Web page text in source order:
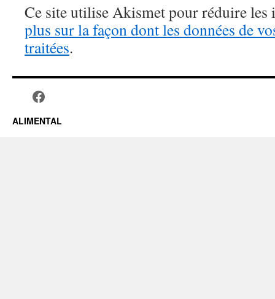
Ce site utilise Akismet pour réduire les
plus sur la façon dont les données de
traitées.
ALIMENTAL